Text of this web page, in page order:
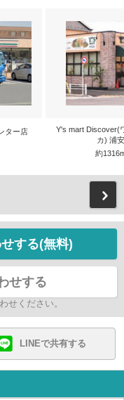
ター店
Y's mart Discover(
カ) 浦
約
する(無料)
せする
せください。
LINEで共有する